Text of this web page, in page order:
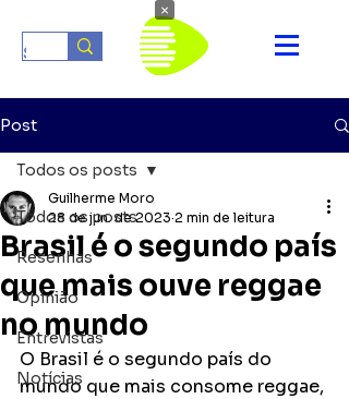
Post
Todos os posts
Resenhas
Opinião
Entrevistas
Notícias
Todos os posts
Brasil é o segundo país
que mais ouve reggae
no mundo
Guilherme Moro
28 de jun. de 2023 2 min de leitura
O Brasil é o segundo país do
mundo que mais consome reggae,
×